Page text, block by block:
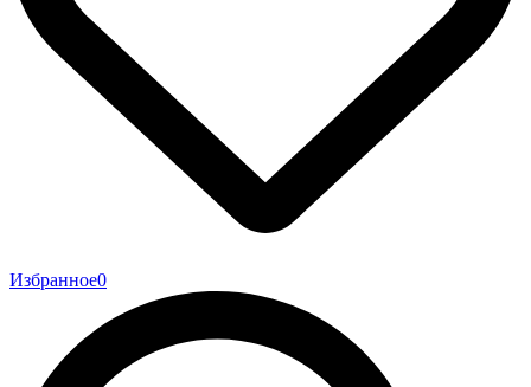
Избранное0